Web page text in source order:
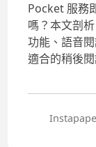
Pocket 服務
嗎？本文剖
功能、語音
適合的稍後閱